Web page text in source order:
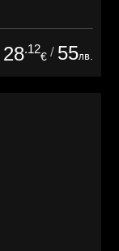
28.12
€ / 55лв.